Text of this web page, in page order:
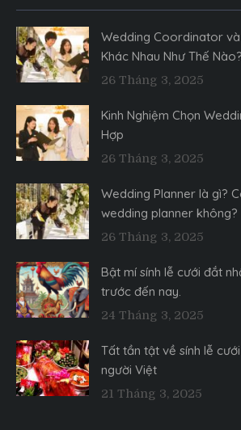
Wedding Coordinator
Khác Nhau Như Thế Nào?
26 Tháng 3, 2025
Kinh Nghiệm Chọn
Hợp
26 Tháng 3, 2025
Wedding Planner là gì?
wedding planner không?
26 Tháng 3, 2025
Bật mí sính lễ cưới đắt
trước đến nay.
24 Tháng 3, 2025
Tất tần tật về sính lễ
người Việt
21 Tháng 3, 2025